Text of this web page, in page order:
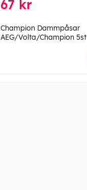
67 kr
Champion Dammpåsar
AEG/Volta/Champion 5st